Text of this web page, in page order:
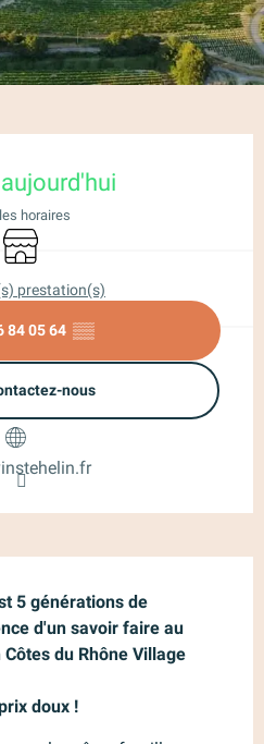
horaires
Boutique
prestation(s)
84 05 64 ▒▒
nous
5 générations de
d'un savoir faire au
du Rhône Village
doux !